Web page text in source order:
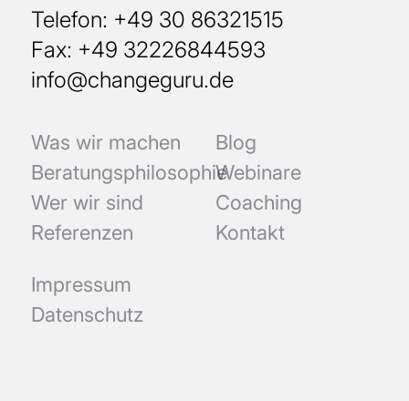
Telefon: +49 30 86321515
Fax: +49 32226844593
info@changeguru.de
Was wir machen
Beratungsphilosophie
Wer wir sind
Referenzen
Blog
Webinare
Coaching
Kontakt
Impressum
Datenschutz